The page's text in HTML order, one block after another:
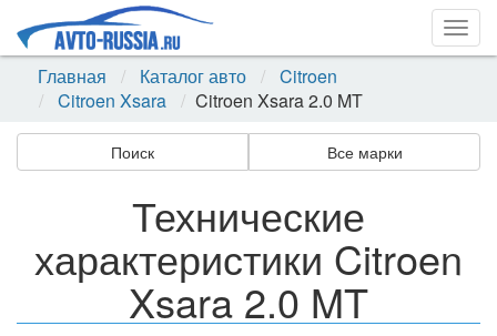
Главная
Каталог авто
Citroen
Citroen Xsara
Citroen Xsara 2.0 MT
Поиск Все марки
Технические
характеристики Citroen
Xsara 2.0 MT